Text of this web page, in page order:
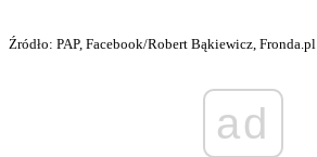
Źródło: PAP, Facebook/Robert Bąkiewicz, Fronda.pl
ad